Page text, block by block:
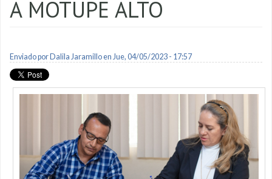
A MOTUPE ALTO
Enviado por Dalila Jaramilloen Jue, 04/05/2023 - 17:57